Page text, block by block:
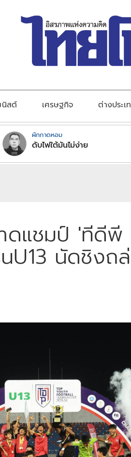
นิสต์ เศรษฐกิจ ต่างประเ
ผักกาดหอม
ดับไฟใต้มันไม่ง่าย
ดแชมป์ 'ทีดี
U13 นัดชิงถ